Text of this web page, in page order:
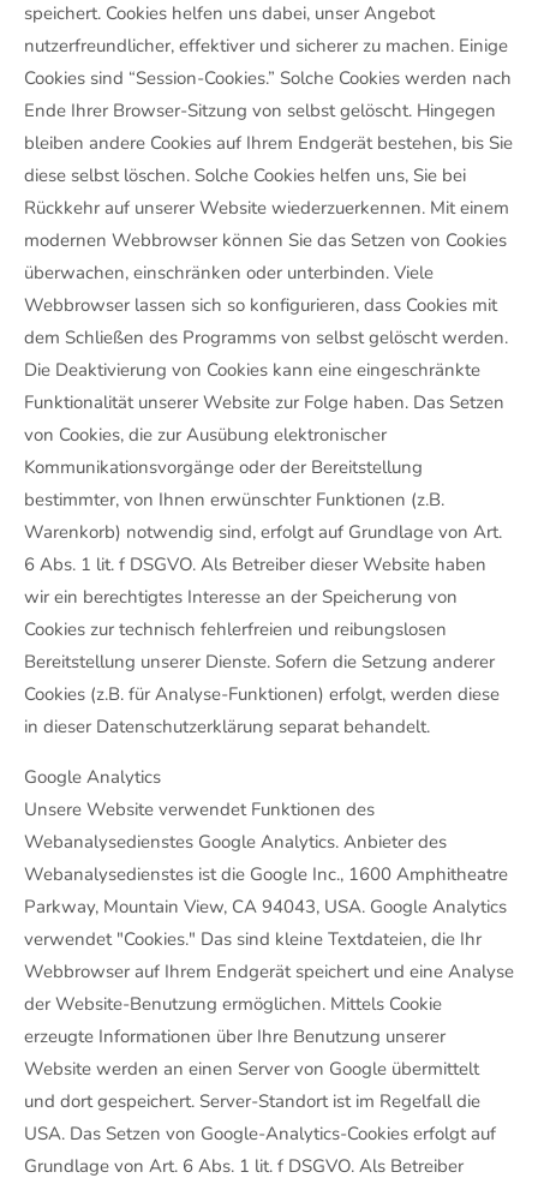
speichert. Cookies helfen uns dabei, unser Angebot
nutzerfreundlicher, effektiver und sicherer zu machen. Einige
Cookies sind “Session-Cookies.” Solche Cookies werden nach
Ende Ihrer Browser-Sitzung von selbst gelöscht. Hingegen
bleiben andere Cookies auf Ihrem Endgerät bestehen, bis Sie
diese selbst löschen. Solche Cookies helfen uns, Sie bei
Rückkehr auf unserer Website wiederzuerkennen. Mit einem
modernen Webbrowser können Sie das Setzen von Cookies
überwachen, einschränken oder unterbinden. Viele
Webbrowser lassen sich so konfigurieren, dass Cookies mit
dem Schließen des Programms von selbst gelöscht werden.
Die Deaktivierung von Cookies kann eine eingeschränkte
Funktionalität unserer Website zur Folge haben. Das Setzen
von Cookies, die zur Ausübung elektronischer
Kommunikationsvorgänge oder der Bereitstellung
bestimmter, von Ihnen erwünschter Funktionen (z.B.
Warenkorb) notwendig sind, erfolgt auf Grundlage von Art.
6 Abs. 1 lit. f DSGVO. Als Betreiber dieser Website haben
wir ein berechtigtes Interesse an der Speicherung von
Cookies zur technisch fehlerfreien und reibungslosen
Bereitstellung unserer Dienste. Sofern die Setzung anderer
Cookies (z.B. für Analyse-Funktionen) erfolgt, werden diese
in dieser Datenschutzerklärung separat behandelt.
Google Analytics
Unsere Website verwendet Funktionen des
Webanalysedienstes Google Analytics. Anbieter des
Webanalysedienstes ist die Google Inc., 1600 Amphitheatre
Parkway, Mountain View, CA 94043, USA. Google Analytics
verwendet "Cookies." Das sind kleine Textdateien, die Ihr
Webbrowser auf Ihrem Endgerät speichert und eine Analyse
der Website-Benutzung ermöglichen. Mittels Cookie
erzeugte Informationen über Ihre Benutzung unserer
Website werden an einen Server von Google übermittelt
und dort gespeichert. Server-Standort ist im Regelfall die
USA. Das Setzen von Google-Analytics-Cookies erfolgt auf
Grundlage von Art. 6 Abs. 1 lit. f DSGVO. Als Betreiber